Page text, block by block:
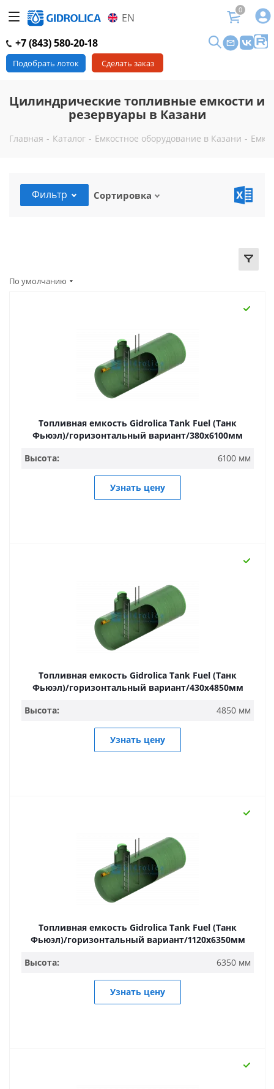
EN
0
+7 (843) 580-20-18
Подобрать лоток Сделать заказ
Цилиндрические топливные емкости и
резервуары в Казани
Главная - Каталог - Емкостное оборудование в Казани -
Фильтр Сортировка
По умолчанию
Топливная емкость Gidrolica Tank Fuel (Танк
Фьюэл)/горизонтальный вариант/380х6100мм
Высота:
6100 мм
Узнать цену
Топливная емкость Gidrolica Tank Fuel (Танк
Фьюэл)/горизонтальный вариант/430х4850мм
Высота:
4850 мм
Узнать цену
Топливная емкость Gidrolica Tank Fuel (Танк
Фьюэл)/горизонтальный вариант/1120х6350мм
Высота:
6350 мм
Узнать цену